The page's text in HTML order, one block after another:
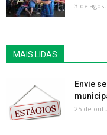
3 de
MAIS LIDAS
Envie
25 de